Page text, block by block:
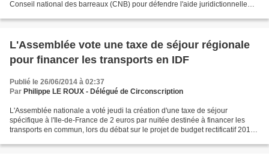
Conseil national des barreaux (CNB) pour défendre l'aide juridictionnelle
L'Assemblée vote une taxe de séjour régionale
pour financer les transports en IDF
Publié le 26/06/2014 à 02:37
Par Philippe LE ROUX - Délégué de Circonscription
L'Assemblée nationale a voté jeudi la création d'une taxe de séjour
spécifique à l'Ile-de-France de 2 euros par nuitée destinée à financer les
transports en commun, lors du débat sur le projet de budget rectificatif 2014.